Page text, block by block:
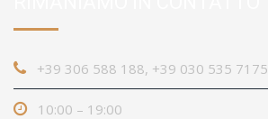
+39 306 588 188, +39 030 535 7175
10:00 – 19:00